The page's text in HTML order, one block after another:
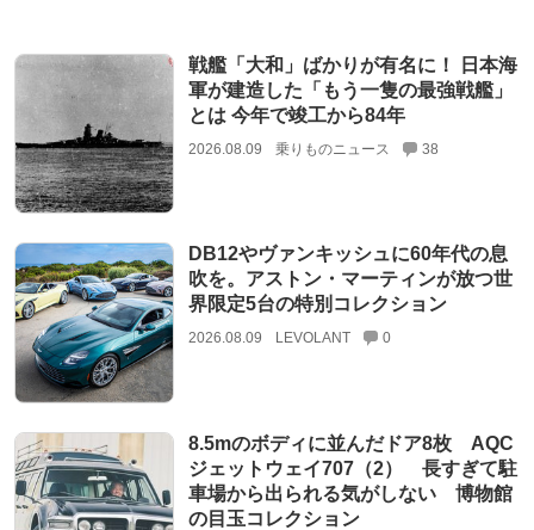
戦艦「大和」ばかりが有名に！ 日本海
軍が建造した「もう一隻の最強戦艦」
とは 今年で竣工から84年
2026.08.09 乗りものニュース 38
DB12やヴァンキッシュに60年代の息
吹を。アストン・マーティンが放つ世
界限定5台の特別コレクション
2026.08.09 LEVOLANT 0
8.5mのボディに並んだドア8枚 AQC
ジェットウェイ707（2） 長すぎて駐
車場から出られる気がしない 博物館
の目玉コレクション